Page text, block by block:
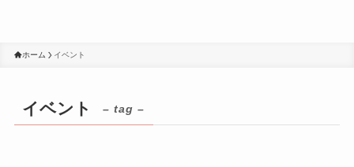
ホーム イベント
イベント – tag –